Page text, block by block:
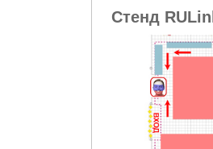
Стенд